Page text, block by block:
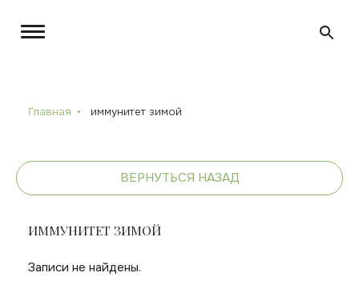
Главная иммунитет зимой
ВЕРНУТЬСЯ НАЗАД
ИММУНИТЕТ ЗИМОЙ
Записи не найдены.